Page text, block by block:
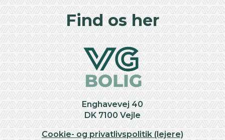
Find os her
Enghavevej 40
DK 7100 Vejle
Cookie- og privatlivspolitik (lejere)